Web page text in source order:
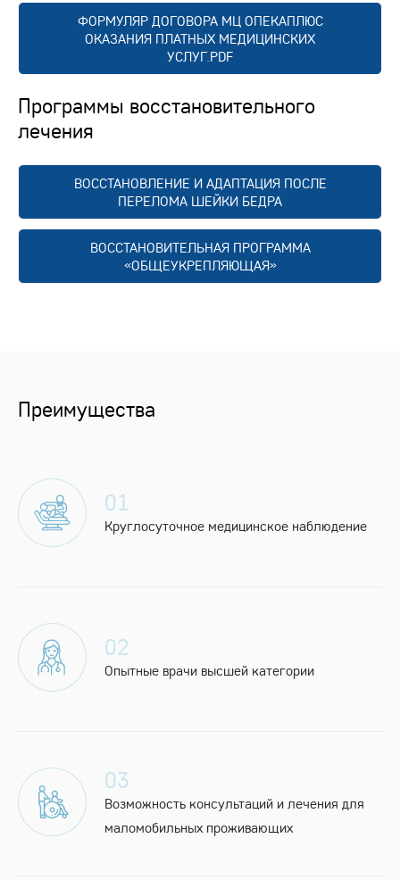
ФОРМУЛЯР ДОГОВОРА МЦ ОПЕКАПЛЮС
ОКАЗАНИЯ ПЛАТНЫХ МЕДИЦИНСКИХ
УСЛУГ.PDF
Программы восстановительного
лечения
ВОССТАНОВЛЕНИЕ И АДАПТАЦИЯ ПОСЛЕ
ПЕРЕЛОМА ШЕЙКИ БЕДРА
ВОССТАНОВИТЕЛЬНАЯ ПРОГРАММА
«ОБЩЕУКРЕПЛЯЮЩАЯ»
Преимущества
01
Круглосуточное медицинское наблюдение
02
Опытные врачи высшей категории
03
Возможность консультаций и лечения для
маломобильных проживающих